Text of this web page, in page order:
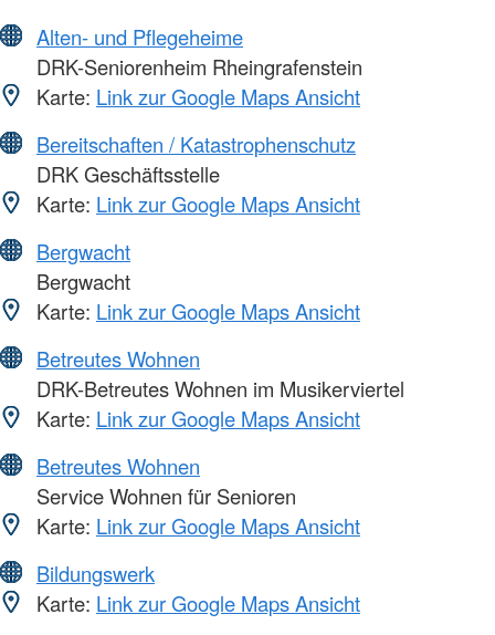
Alten- und Pflegeheime
DRK-Seniorenheim Rheingrafenstein
Karte: Link zur Google Maps Ansicht
Bereitschaften / Katastrophenschutz
DRK Geschäftsstelle
Karte: Link zur Google Maps Ansicht
Bergwacht
Bergwacht
Karte: Link zur Google Maps Ansicht
Betreutes Wohnen
DRK-Betreutes Wohnen im Musikerviertel
Karte: Link zur Google Maps Ansicht
Betreutes Wohnen
Service Wohnen für Senioren
Karte: Link zur Google Maps Ansicht
Bildungswerk
Karte: Link zur Google Maps Ansicht